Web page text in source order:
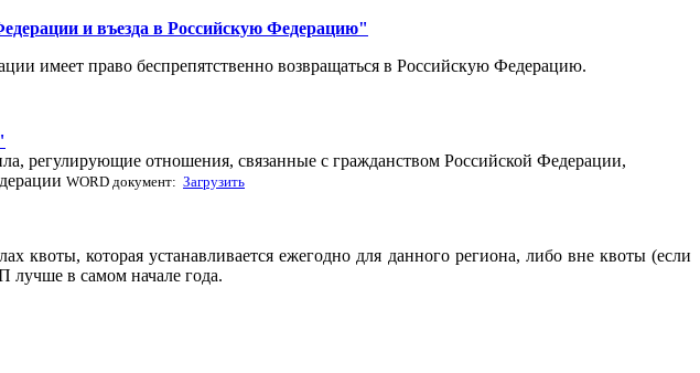
и въезда в Российскую Федерацию"
имеет право беспрепятственно возвращаться в Российскую Федерацию.
регулирующие отношения, связанные с гражданством Российской Федерации,
WORD документ: Загрузить
которая устанавливается ежегодно для данного региона, либо вне квоты (если
лучше в самом начале года.